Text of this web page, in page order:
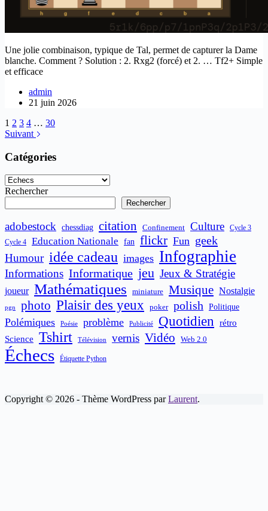
Une jolie combinaison, typique de Tal, permet de capturer la Dame
blanche. Comment ? Solution : 2. Rxg2 (forcé) et 2. … Tf2+ Simple
et efficace
admin
21 juin 2026
1 2 3 4 … 30
Suivant
Catégories
Catégories
Rechercher
Rechercher
adobestock chessdiag citation Confinement Culture
Cycle 3
Cycle 4
Education Nationale fan flickr Fun geek
Humour idée cadeau images Infographie
Informations Informatique jeu Jeux & Stratégie
joueur Mathématiques miniature Musique Nostalgie
pgn photo Plaisir des yeux poker polish Politique
Polémiques Poésie problème Publicité Quotidien
rétro
Science
Tshirt Télévision vernis Vidéo Web 2.0
Échecs Étiquette Python
Copyright © 2026 - Thème WordPress parLaurent.